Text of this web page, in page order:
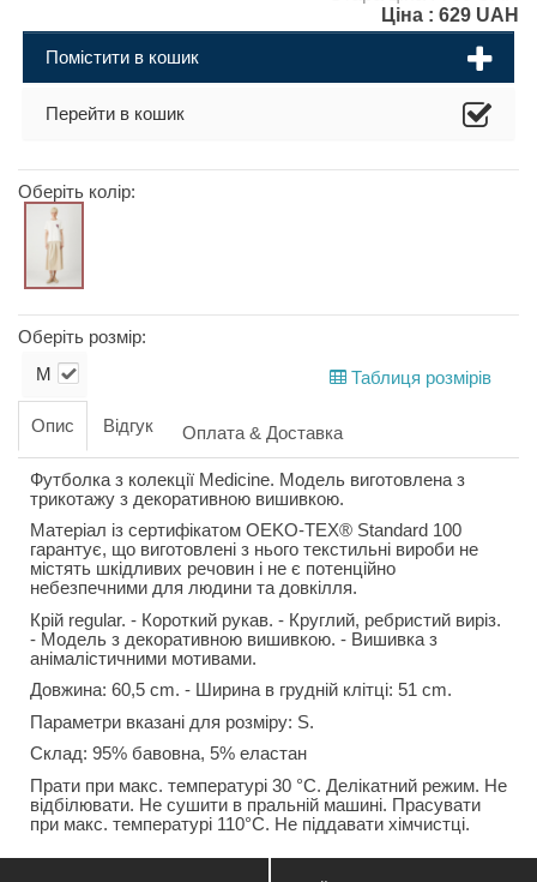
Ціна : 629 UAH
Помістити в кошик
Перейти в кошик
Оберіть колір:
Оберіть розмір:
M Таблиця розмірів
Опис Відгук Оплата & Доставка
Футболка з колекції Medicine. Модель виготовлена з
трикотажу з декоративною вишивкою.
Матеріал із сертифікатом OEKO-TEX® Standard 100
гарантує, що виготовлені з нього текстильні вироби не
містять шкідливих речовин і не є потенційно
небезпечними для людини та довкілля.
Крій regular. - Короткий рукав. - Круглий, ребристий виріз.
- Модель з декоративною вишивкою. - Вишивка з
анімалістичними мотивами.
Довжина: 60,5 cm. - Ширина в грудній клітці: 51 cm.
Параметри вказані для розміру: S.
Склад: 95% бавовна, 5% еластан
Прати при макс. температурі 30 °C. Делікатний режим. Не
відбілювати. Не сушити в пральній машині. Прасувати
при макс. температурі 110°C. Не піддавати хімчистці.